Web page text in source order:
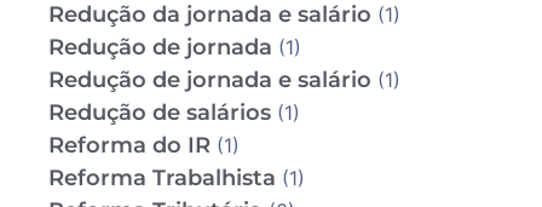
Redução da jornada e salário (1)
Redução de jornada (1)
Redução de jornada e salário (1)
Redução de salários (1)
Reforma do IR (1)
Reforma Trabalhista (1)